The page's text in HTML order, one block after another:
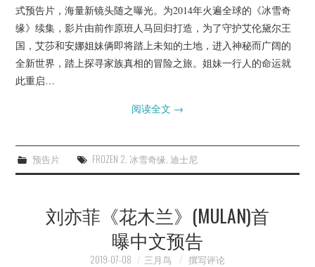
式预告片，海量新镜头随之曝光。为2014年火遍全球的《冰雪奇
缘》续集，影片由前作原班人马回归打造，为了守护艾伦黛尔王
国，艾莎和安娜姐妹俩即将踏上未知的土地，进入神秘而广阔的
全新世界，踏上探寻家族真相的冒险之旅。姐妹一行人的命运就
此重启…
阅读全文 →
预告片 FROZEN 2, 冰雪奇缘, 迪士尼
刘亦菲《花木兰》(MULAN)首
曝中文预告
2019-07-08 三月鸟 撰写评论